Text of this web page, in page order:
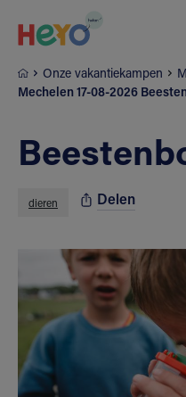
Onze vakantiekampen
Mechelen 17-08-2026
dieren Delen